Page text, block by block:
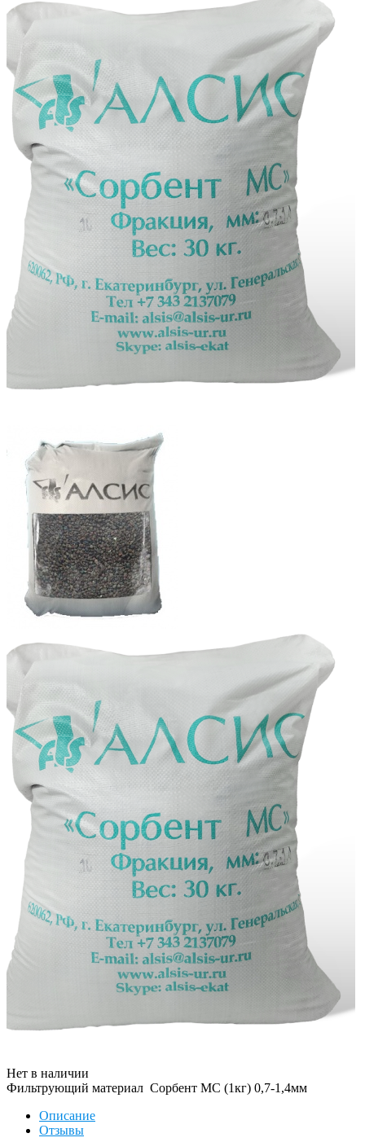
Нет в наличии
Фильтрующий материал Сорбент МС (1кг) 0,7-1,4мм
Описание
Отзывы